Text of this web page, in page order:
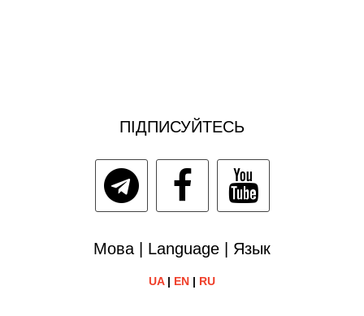
ПІДПИСУЙТЕСЬ
Мова | Language | Язык
UA| EN | RU